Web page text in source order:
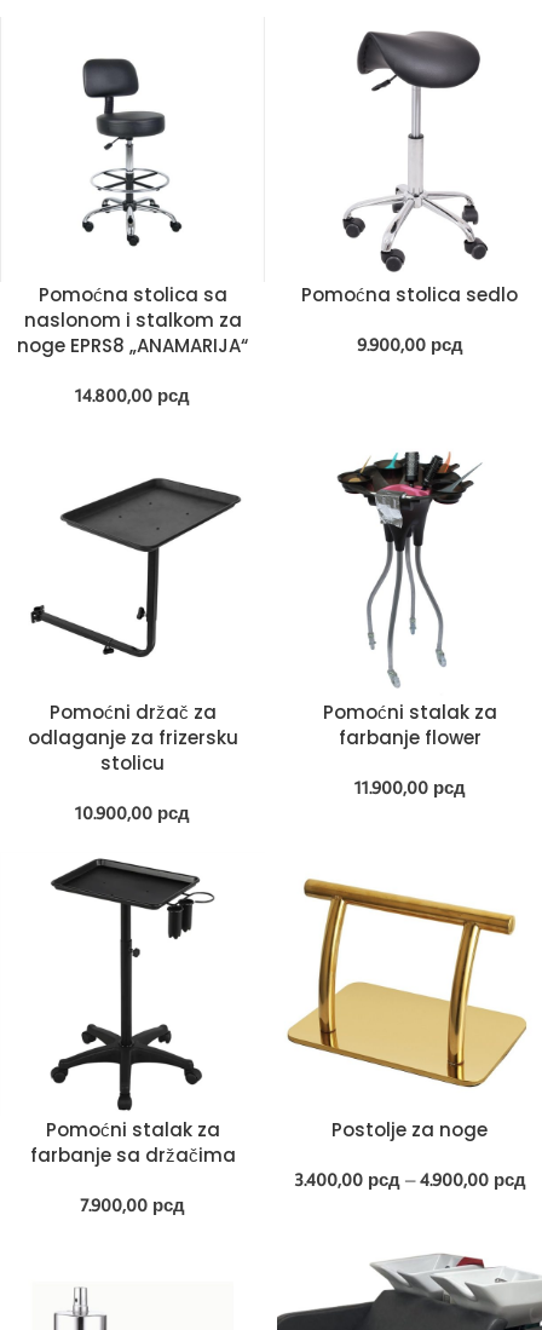
Pomoćna stolica sa
naslonom i stalkom za
noge EPRS8 „ANAMARIJA“
14.800,00 рсд
Pomoćna stolica sedlo
9.900,00 рсд
Pomoćni držač za
odlaganje za frizersku
stolicu
10.900,00 рсд
Pomoćni stalak za
farbanje flower
11.900,00 рсд
Pomoćni stalak za
farbanje sa držačima
7.900,00 рсд
Postolje za noge
3.400,00 рсд – 4.900,00 рсд